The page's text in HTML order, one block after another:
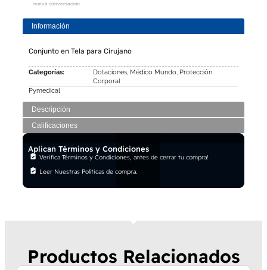
nueva conversación.
Información
Descripción
Calificaciones
Conjunto en Tela para Cirujano
Categorías: Dotaciones, Médico Mundo, Protección
Corporal
Pymedical
Aplican Términos y Condiciones
Verifica Términos y Condiciones, antes de cerrar tu compra!
Leer Nuestras Políticas de compra.
Productos Relacionados